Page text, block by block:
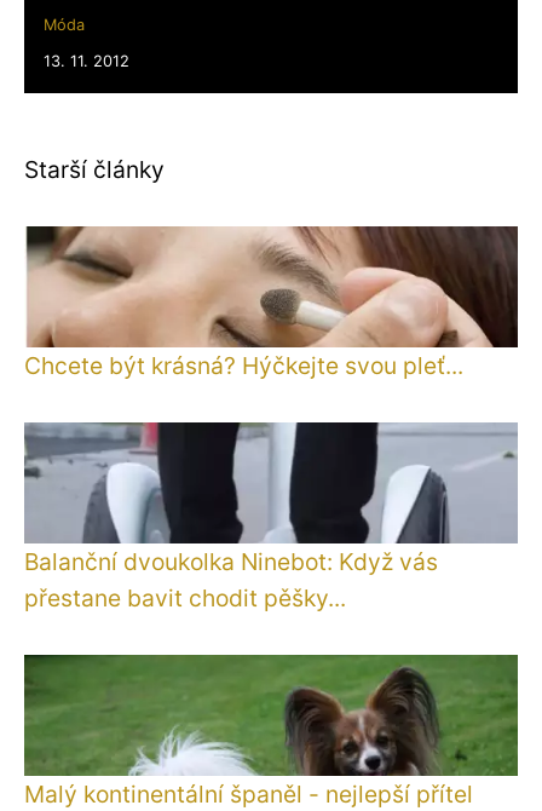
Móda
13. 11. 2012
Starší články
Chcete být krásná? Hýčkejte svou pleť...
Balanční dvoukolka Ninebot: Když vás
přestane bavit chodit pěšky...
Malý kontinentální španěl - nejlepší přítel